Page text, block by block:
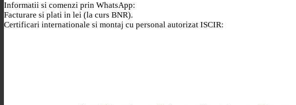
Informatii si comenzi prin WhatsApp:
Facturare si plati in lei (la curs BNR).
Certificari internationale si montaj cu personal autorizat ISCIR: